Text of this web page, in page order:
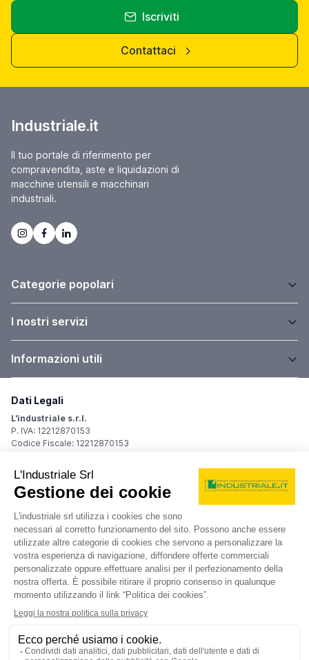
Iscriviti
Contattaci
Industriale.it
Il tuo portale di riferimento per
compravendita, aste e liquidazioni di
macchine utensili e macchinari
industriali.
Categorie popolari
I nostri servizi
Informazioni utili
Dati Legali
L'industriale s.r.l.
P. IVA: 12212870153
Codice Fiscale: 12212870153
Sede Legale
Via Carlo Dolci, 32
20148 Milano (MI)
Italy
Registro Imprese
Iscrizione R.I.: 12212870153
REA: MI-1539011
Capitale sociale: Euro 10.400,00 i.v.
Contatti
info@industriale.it
PEC:industriale@pec.industriale.it